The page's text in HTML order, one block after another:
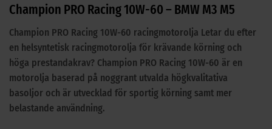
Champion PRO Racing 10W-60 – BMW M3 M5
Champion PRO Racing 10W-60 racingmotorolja Letar du efter
en helsyntetisk racingmotorolja för krävande körning och
höga prestandakrav? Champion PRO Racing 10W-60 är en
motorolja baserad på noggrant utvalda högkvalitativa
basoljor och är utvecklad för sportig körning samt mer
belastande användning.